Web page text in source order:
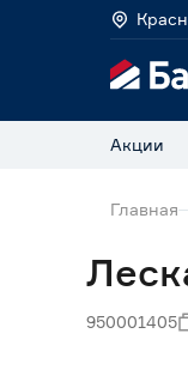
Акции
Главная
950001405